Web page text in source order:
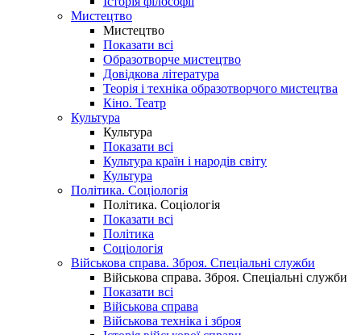
Мистецтво
Мистецтво
Показати всі
Образотворче мистецтво
Довідкова література
Теорія і техніка образотворчого мистецтва
Кіно. Театр
Культура
Культура
Показати всі
Культура країн і народів світу
Культура
Політика. Соціологія
Політика. Соціологія
Показати всі
Політика
Соціологія
Військова справа. Зброя. Спеціальні служби
Військова справа. Зброя. Спеціальні служби
Показати всі
Військова справа
Військова техніка і зброя